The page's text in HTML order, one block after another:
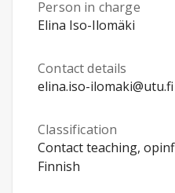
Person in charge
Elina Iso-Ilomäki
Contact details
elina.iso-ilomaki@utu.fi
Classification
Contact teaching,
Finnish